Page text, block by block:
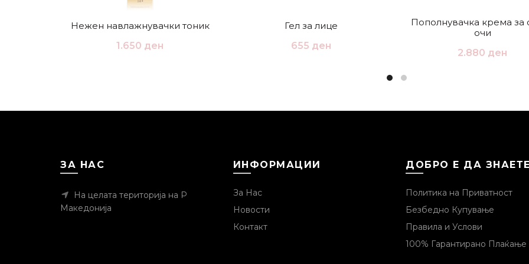
Нежен навлажнувачки тоник
1.650 ден
Гел за лице
655 ден
Пополнувачка крема за
очи
2.880 ден
ЗА НАС
На целата територија на Р
Македонија
ИНФОРМАЦИИ
За Нас
Новости
Контакт
ДОБРО Е ДА ЗНАЕТЕ
Политика на Приватност
Безбедно Купување
Правила и Услови
100% Гарантирано Плаќање